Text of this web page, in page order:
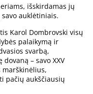
išskirdamas jų
auklėtiniais.
Karol Dombrovski visų
palaikymą ir
svarbą,
– savo XXV
pačių aukščiausių